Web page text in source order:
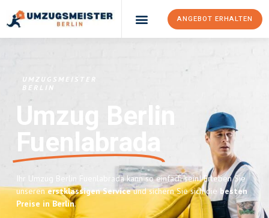
ANGEBOT ERHALTEN
UMZUGSMEISTER
BERLIN
Umzug Berlin
Fuenlabrada
Ihr Umzug Berlin Fuenlabrada kann so einfach sein! Erleben Sie
unserenerstklassigen Serviceund sichern Sie sich die besten
Preise in Berlin.